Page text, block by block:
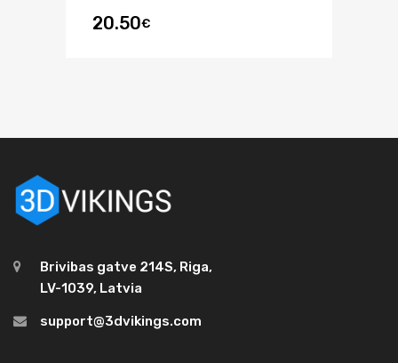
20.50€
Brivibas gatve 214S, Riga,
LV-1039, Latvia
support@3dvikings.com